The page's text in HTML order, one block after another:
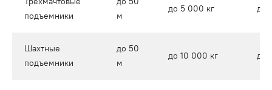
подъемники
м
до 5 000 кг до
Шахтные
подъемники
до 50
м
до 10 000 кг до